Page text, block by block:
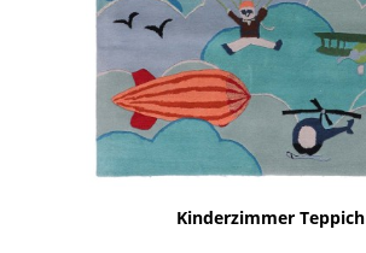
Kinderzimmer Teppich